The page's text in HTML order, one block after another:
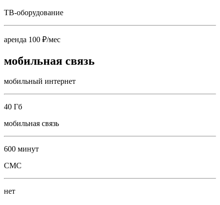
ТВ-оборудование
аренда 100 ₽/мес
мобильная связь
мобильный интернет
40 Гб
мобильная связь
600 минут
СМС
нет